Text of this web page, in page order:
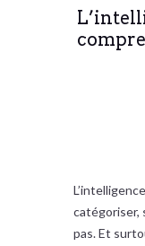
catégoriser,
pas. Et